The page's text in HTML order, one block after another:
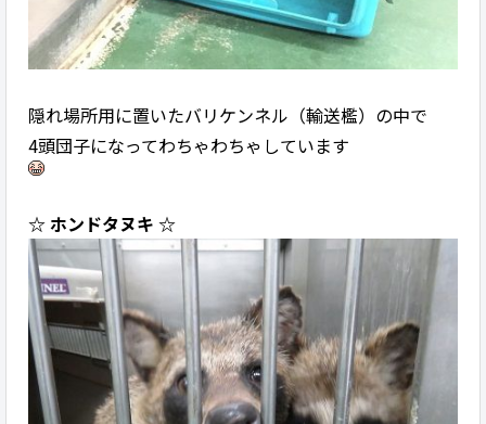
隠れ場所用に置いたバリケンネル（輸送檻）の中で
4頭団子になってわちゃわちゃしています
☆ ホンドタヌキ ☆